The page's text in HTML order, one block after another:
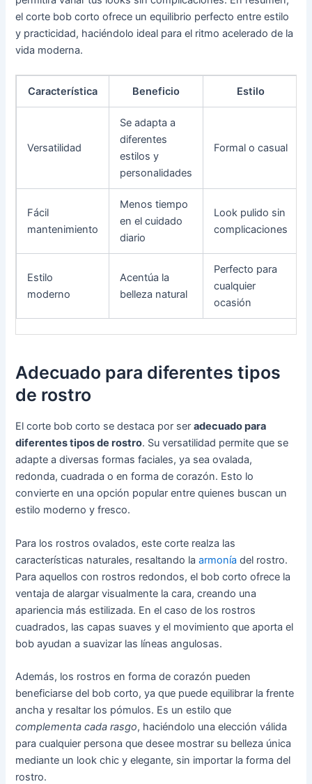
el corte bob corto ofrece un equilibrio perfecto entre estilo
y practicidad, haciéndolo ideal para el ritmo acelerado de la
vida moderna.
Característica Beneficio Estilo
Versatilidad
Se adapta a
diferentes
estilos y
personalidades
Formal o casual
Fácil
mantenimiento
Menos tiempo
en el cuidado
diario
Look pulido sin
complicaciones
Estilo
moderno
Acentúa la
belleza natural
Perfecto para
cualquier
ocasión
Adecuado para diferentes tipos
de rostro
El corte bob corto se destaca por seradecuado para
diferentes tipos de rostro. Su versatilidad permite que se
adapte a diversas formas faciales, ya sea ovalada,
redonda, cuadrada o en forma de corazón. Esto lo
convierte en una opción popular entre quienes buscan un
estilo moderno y fresco.
Para los rostros ovalados, este corte realza las
características naturales, resaltando laarmonía del rostro.
Para aquellos con rostros redondos, el bob corto ofrece la
ventaja de alargar visualmente la cara, creando una
apariencia más estilizada. En el caso de los rostros
cuadrados, las capas suaves y el movimiento que aporta el
bob ayudan a suavizar las líneas angulosas.
Además, los rostros en forma de corazón pueden
beneficiarse del bob corto, ya que puede equilibrar la frente
ancha y resaltar los pómulos. Es un estilo que
complementa cada rasgo, haciéndolo una elección válida
para cualquier persona que desee mostrar su belleza única
mediante un look chic y elegante, sin importar la forma del
rostro.